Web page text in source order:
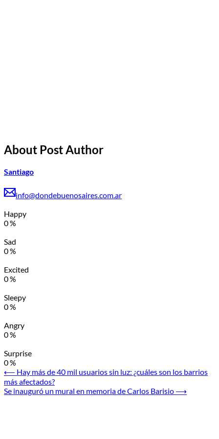
About Post Author
Santiago
info@dondebuenosaires.com.ar
Happy
0%
Sad
0%
Excited
0%
Sleepy
0%
Angry
0%
Surprise
0%
Navegación
de
⟵ Hay más de 40 mil usuarios sin luz: ¿cuáles son los barrios
más afectados?
Se inauguró un mural en memoria de Carlos Barisio ⟶